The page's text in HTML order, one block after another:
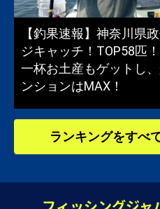
【釣果速報】神奈川県
ジキャッチ！TOP58匹
一杯お土産もゲットし
ンションはMAX！
ランキングをすべ